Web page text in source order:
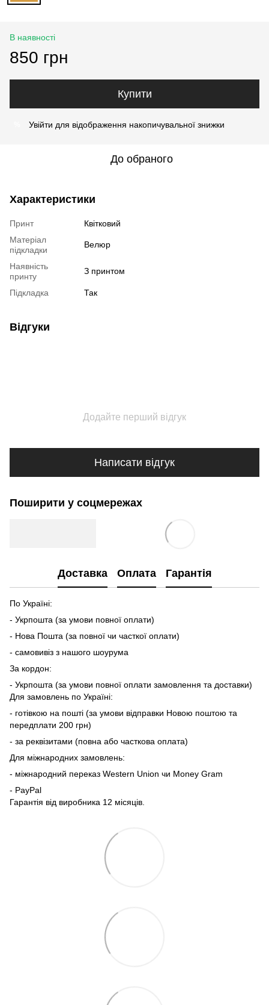
В наявності
850 грн
Купити
Увійти для відображення накопичувальної знижки
До обраного
Характеристики
Принт
Квітковий
Матеріал
підкладки
Велюр
Наявність
принту
З принтом
Підкладка Так
Відгуки
Додайте перший відгук
Написати відгук
Поширити у соцмережах
Доставка Оплата Гарантія
По Україні:
- Укрпошта (за умови повної оплати)
- Нова Пошта (за повної чи часткої оплати)
- самовивіз з нашого шоурума
За кордон:
- Укрпошта (за умови повної оплати замовлення та доставки)
Для замовлень по Україні:
- готівкою на пошті (за умови відправки Новою поштою та
передплати 200 грн)
- за реквізитами (повна або часткова оплата)
Для міжнародних замовлень:
- міжнародний переказ Western Union чи Money Gram
- PayPal
Гарантія від виробника 12 місяців.